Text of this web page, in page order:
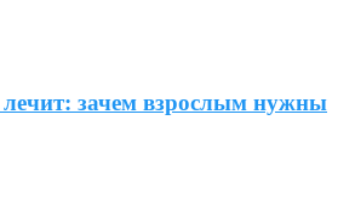
зачем взрослым нужны